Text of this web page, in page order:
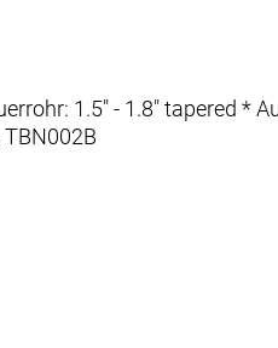
1.5" - 1.8" tapered *